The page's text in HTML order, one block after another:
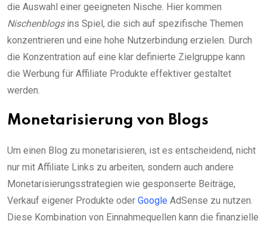
die Auswahl einer geeigneten Nische. Hier kommen
Nischenblogsins Spiel, die sich auf spezifische Themen
konzentrieren und eine hohe Nutzerbindung erzielen. Durch
die Konzentration auf eine klar definierte Zielgruppe kann
die Werbung für Affiliate Produkte effektiver gestaltet
werden.
Monetarisierung von Blogs
Um einen Blog zu monetarisieren, ist es entscheidend, nicht
nur mit Affiliate Links zu arbeiten, sondern auch andere
Monetarisierungsstrategien wie gesponserte Beiträge,
Verkauf eigener Produkte oder Google AdSense zu nutzen.
Diese Kombination von Einnahmequellen kann die finanzielle